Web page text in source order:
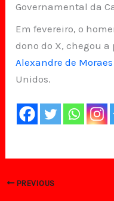
Governamental da
Em fevereiro, o
dono do X, chegou
Alexandre de
Unidos.
PREVIOUS